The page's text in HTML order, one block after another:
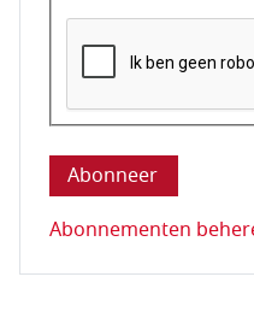
Deze vraag is om
Abonnementen